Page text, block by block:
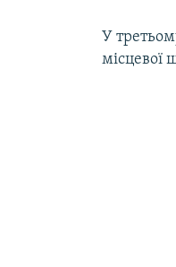
У
місцевої